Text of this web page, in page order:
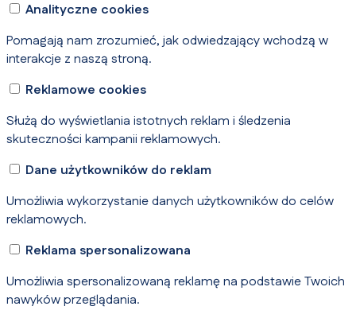
Analityczne cookies
Pomagają nam zrozumieć, jak odwiedzający wchodzą w
interakcje z naszą stroną.
Reklamowe cookies
Służą do wyświetlania istotnych reklam i śledzenia
skuteczności kampanii reklamowych.
Dane użytkowników do reklam
Umożliwia wykorzystanie danych użytkowników do celów
reklamowych.
Reklama spersonalizowana
Umożliwia spersonalizowaną reklamę na podstawie Twoich
nawyków przeglądania.